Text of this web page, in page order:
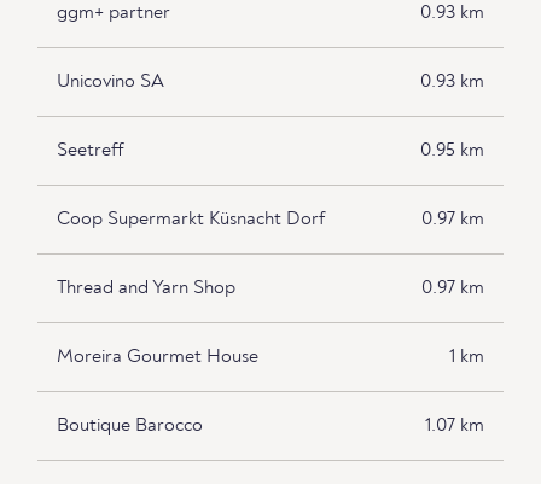
ggm+ partner 0.93 km
Unicovino SA 0.93 km
Seetreff 0.95 km
Coop Supermarkt Küsnacht Dorf 0.97 km
Thread and Yarn Shop 0.97 km
Moreira Gourmet House 1 km
Boutique Barocco 1.07 km